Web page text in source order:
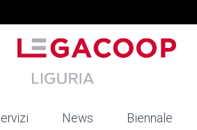
News Biennale